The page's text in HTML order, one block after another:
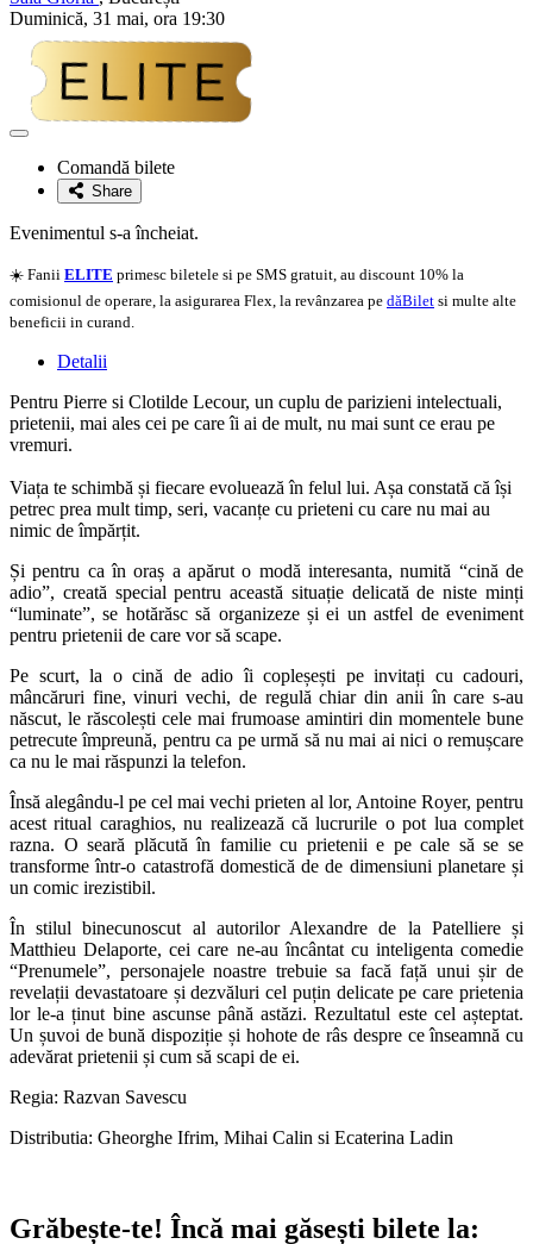
Duminică, 31 mai, ora 19:30
Adaugă
favoriteComandă bilete
Share
Evenimentul s-a încheiat.
☀️ Fanii ELITE primesc biletele si pe SMS gratuit, au discount 10% la
comisionul de operare, la asigurarea Flex, la revânzarea pe dăBilet si multe alte
beneficii in curand.
Detalii
Pentru Pierre si Clotilde Lecour, un cuplu de parizieni intelectuali,
prietenii, mai ales cei pe care îi ai de mult, nu mai sunt ce erau pe
vremuri.
Viața te schimbă și fiecare evoluează în felul lui. Așa constată că își
petrec prea mult timp, seri, vacanțe cu prieteni cu care nu mai au
nimic de împărțit.
Și pentru ca în oraș a apărut o modă interesanta, numită “cină de
adio”, creată special pentru această situație delicată de niste minți
“luminate”, se hotărăsc să organizeze și ei un astfel de eveniment
pentru prietenii de care vor să scape.
Pe scurt, la o cină de adio îi copleșești pe invitați cu cadouri,
mâncăruri fine, vinuri vechi, de regulă chiar din anii în care s-au
născut, le răscolești cele mai frumoase amintiri din momentele bune
petrecute împreună, pentru ca pe urmă să nu mai ai nici o remușcare
ca nu le mai răspunzi la telefon.
Însă alegându-l pe cel mai vechi prieten al lor, Antoine Royer, pentru
acest ritual caraghios, nu realizează că lucrurile o pot lua complet
razna. O seară plăcută în familie cu prietenii e pe cale să se se
transforme într-o catastrofă domestică de de dimensiuni planetare și
un comic irezistibil.
În stilul binecunoscut al autorilor Alexandre de la Patelliere și
Matthieu Delaporte, cei care ne-au încântat cu inteligenta comedie
“Prenumele”, personajele noastre trebuie sa facă față unui șir de
revelații devastatoare și dezvăluri cel puțin delicate pe care prietenia
lor le-a ținut bine ascunse până astăzi. Rezultatul este cel așteptat.
Un șuvoi de bună dispoziție și hohote de râs despre ce înseamnă cu
adevărat prietenii și cum să scapi de ei.
Regia: Razvan Savescu
Distributia: Gheorghe Ifrim, Mihai Calin si Ecaterina Ladin
Grăbește-te! Încă mai găsești bilete la: